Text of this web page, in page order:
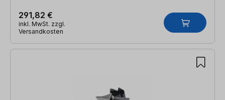
291,82 €
inkl. MwSt. zzgl.
Versandkosten